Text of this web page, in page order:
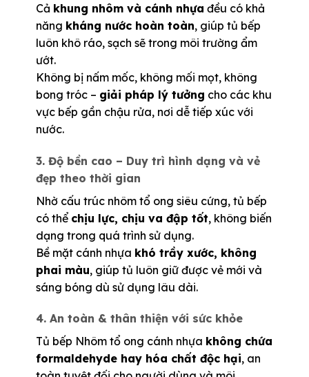
Cả khung nhôm và cánh nhựa đều có khả
năng kháng nước hoàn toàn, giúp tủ bếp
luôn khô ráo, sạch sẽ trong môi trường ẩm
ướt.
Không bị nấm mốc, không mối mọt, không
bong tróc – giải pháp lý tưởng cho các khu
vực bếp gần chậu rửa, nơi dễ tiếp xúc với
nước.
3. Độ bền cao – Duy trì hình dạng và vẻ
đẹp theo thời gian
Nhờ cấu trúc nhôm tổ ong siêu cứng, tủ bếp
có thể chịu lực, chịu va đập tốt, không biến
dạng trong quá trình sử dụng.
Bề mặt cánh nhựa khó trầy xước, không
phai màu, giúp tủ luôn giữ được vẻ mới và
sáng bóng dù sử dụng lâu dài.
4. An toàn & thân thiện với sức khỏe
Tủ bếp Nhôm tổ ong cánh nhựa không chứa
formaldehyde hay hóa chất độc hại, an